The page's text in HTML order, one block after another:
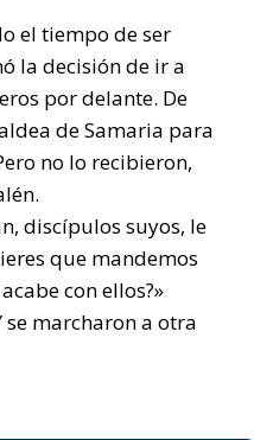
el tiempo de ser
la decisión de ir a
por delante. De
de Samaria para
no lo recibieron,
discípulos suyos, le
que mandemos
con ellos?»
se marcharon a otra